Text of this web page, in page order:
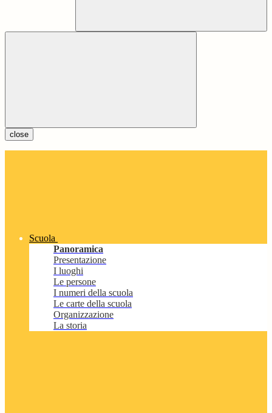
close
Scuola
Panoramica
Presentazione
I luoghi
Le persone
I numeri della scuola
Le carte della scuola
Organizzazione
La storia